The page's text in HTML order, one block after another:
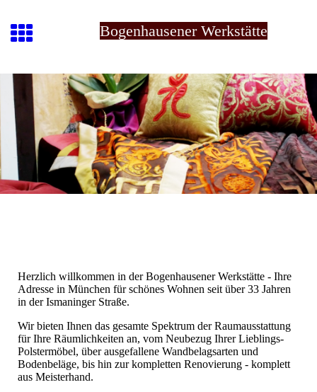
Bogenhausener Werkstätte
Herzlich willkommen in der Bogenhausener Werkstätte - Ihre
Adresse in München für schönes Wohnen seit über 33 Jahren
in der Ismaninger Straße.
Wir bieten Ihnen das gesamte Spektrum der Raumausstattung
für Ihre Räumlichkeiten an, vom Neubezug Ihrer Lieblings-
Polstermöbel, über ausgefallene Wandbelagsarten und
Bodenbeläge, bis hin zur kompletten Renovierung - komplett
aus Meisterhand.